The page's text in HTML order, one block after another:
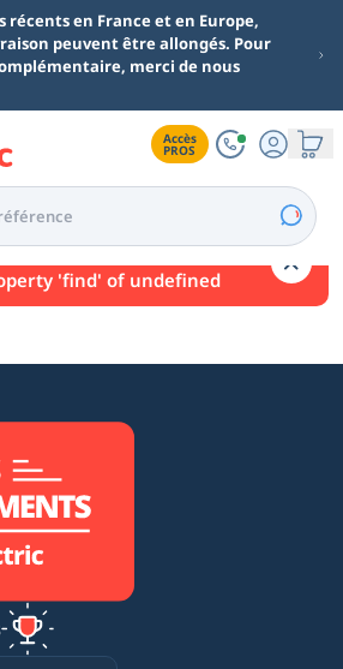
récents en France et en Europe,
peuvent être allongés. Pour
merci de nous
Accès
PROS
est survenue.
'find' of undefined